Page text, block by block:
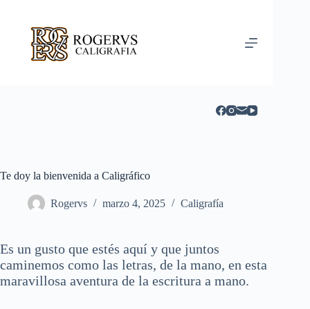
contenido
Te doy la bienvenida a Caligráfico
Rogervs marzo 4, 2025 Caligrafía
Es un gusto que estés aquí y que juntos
caminemos como las letras, de la mano, en esta
maravillosa aventura de la escritura a mano.